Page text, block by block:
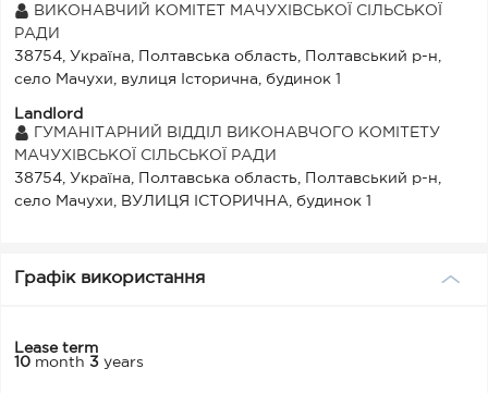
ВИКОНАВЧИЙ КОМІТЕТ МАЧУХІВСЬКОЇ СІЛЬСЬКОЇ
РАДИ
38754, Україна, Полтавська область, Полтавський р-н,
село Мачухи, вулиця Історична, будинок 1
Landlord
ГУМАНІТАРНИЙ ВІДДІЛ ВИКОНАВЧОГО КОМІТЕТУ
МАЧУХІВСЬКОЇ СІЛЬСЬКОЇ РАДИ
38754, Україна, Полтавська область, Полтавський р-н,
село Мачухи, ВУЛИЦЯ ІСТОРИЧНА, будинок 1
Графік використання
Lease term
10 month 3 years